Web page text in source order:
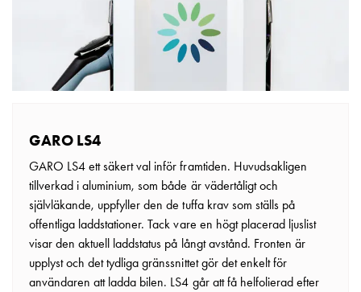
GARO LS4
GARO LS4 ett säkert val inför framtiden. Huvudsakligen
tillverkad i aluminium, som både är vädertåligt och
självläkande, uppfyller den de tuffa krav som ställs på
offentliga laddstationer. Tack vare en högt placerad ljuslist
visar den aktuell laddstatus på långt avstånd. Fronten är
upplyst och det tydliga gränssnittet gör det enkelt för
användaren att ladda bilen. LS4 går att få helfolierad efter